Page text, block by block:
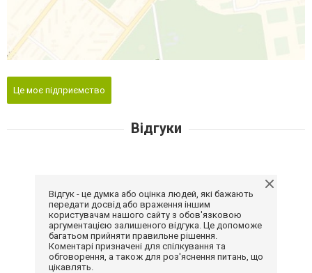
Це моє підприємство
Відгуки
Відгук - це думка або оцінка людей, які бажають
передати досвід або враження іншим
користувачам нашого сайту з обов'язковою
аргументацією залишеного відгука. Це допоможе
багатьом прийняти правильне рішення.
Коментарі призначені для спілкування та
обговорення, а також для роз'яснення питань, що
цікавлять.